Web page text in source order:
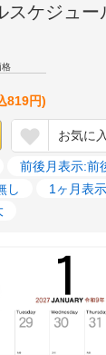
スケジュ
格
819円)
お気に
前後月表示:前
し
1ヶ月表示